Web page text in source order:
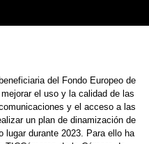
del Fondo Europeo de
el uso y la calidad de las
y el acceso a las
un plan de dinamización de
durante 2023. Para ello ha